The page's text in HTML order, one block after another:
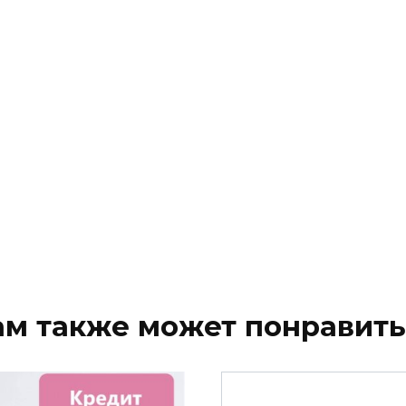
также может